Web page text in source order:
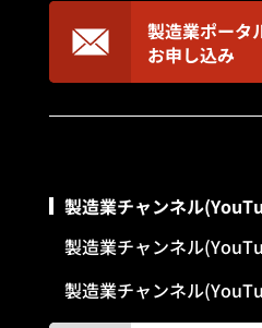
製造業ポータ
お申し込み
製造業チャンネル
製造業チャンネル
製造業チャンネル